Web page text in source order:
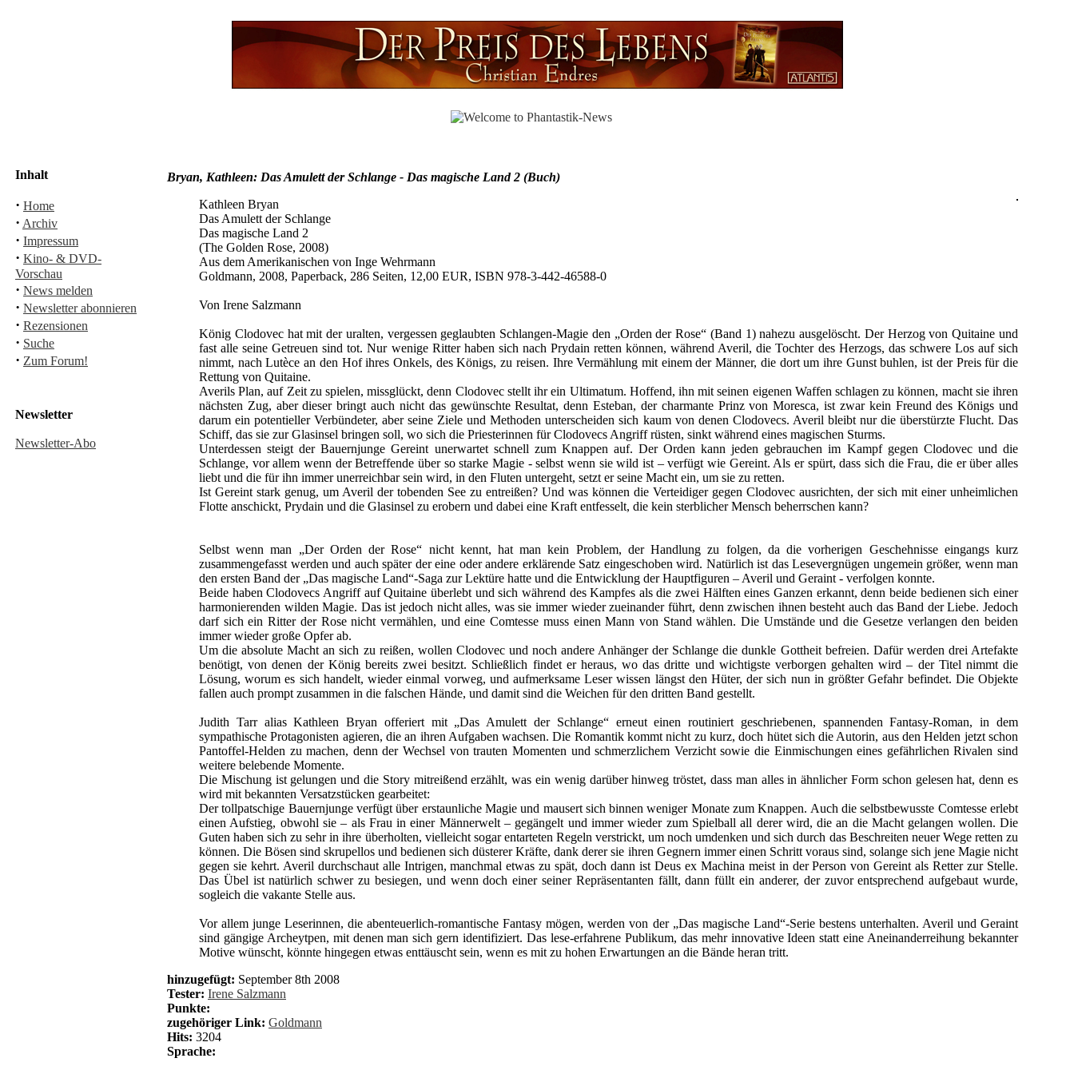
Inhalt
· Home
· Archiv
· Impressum
· Kino- & DVD-
Vorschau
· News melden
· Newsletter abonnieren
· Rezensionen
· Suche
· Zum Forum!
Newsletter
Newsletter-Abo
Bryan, Kathleen: Das Amulett der Schlange - Das magische Land 2 (Buch)
Kathleen Bryan
Das Amulett der Schlange
Das magische Land 2
(The Golden Rose, 2008)
Aus dem Amerikanischen von Inge Wehrmann
Goldmann, 2008, Paperback, 286 Seiten, 12,00 EUR, ISBN 978-3-442-46588-0
Von Irene Salzmann
König Clodovec hat mit der uralten, vergessen geglaubten Schlangen-Magie den „Orden der Rose“ (Band 1) nahezu ausgelöscht. Der Herzog von Quitaine und
fast alle seine Getreuen sind tot. Nur wenige Ritter haben sich nach Prydain retten können, während Averil, die Tochter des Herzogs, das schwere Los auf sich
nimmt, nach Lutèce an den Hof ihres Onkels, des Königs, zu reisen. Ihre Vermählung mit einem der Männer, die dort um ihre Gunst buhlen, ist der Preis für die
Rettung von Quitaine.
Averils Plan, auf Zeit zu spielen, missglückt, denn Clodovec stellt ihr ein Ultimatum. Hoffend, ihn mit seinen eigenen Waffen schlagen zu können, macht sie ihren
nächsten Zug, aber dieser bringt auch nicht das gewünschte Resultat, denn Esteban, der charmante Prinz von Moresca, ist zwar kein Freund des Königs und
darum ein potentieller Verbündeter, aber seine Ziele und Methoden unterscheiden sich kaum von denen Clodovecs. Averil bleibt nur die überstürzte Flucht. Das
Schiff, das sie zur Glasinsel bringen soll, wo sich die Priesterinnen für Clodovecs Angriff rüsten, sinkt während eines magischen Sturms.
Unterdessen steigt der Bauernjunge Gereint unerwartet schnell zum Knappen auf. Der Orden kann jeden gebrauchen im Kampf gegen Clodovec und die
Schlange, vor allem wenn der Betreffende über so starke Magie - selbst wenn sie wild ist – verfügt wie Gereint. Als er spürt, dass sich die Frau, die er über alles
liebt und die für ihn immer unerreichbar sein wird, in den Fluten untergeht, setzt er seine Macht ein, um sie zu retten.
Ist Gereint stark genug, um Averil der tobenden See zu entreißen? Und was können die Verteidiger gegen Clodovec ausrichten, der sich mit einer unheimlichen
Flotte anschickt, Prydain und die Glasinsel zu erobern und dabei eine Kraft entfesselt, die kein sterblicher Mensch beherrschen kann?
Selbst wenn man „Der Orden der Rose“ nicht kennt, hat man kein Problem, der Handlung zu folgen, da die vorherigen Geschehnisse eingangs kurz
zusammengefasst werden und auch später der eine oder andere erklärende Satz eingeschoben wird. Natürlich ist das Lesevergnügen ungemein größer, wenn man
den ersten Band der „Das magische Land“-Saga zur Lektüre hatte und die Entwicklung der Hauptfiguren – Averil und Geraint - verfolgen konnte.
Beide haben Clodovecs Angriff auf Quitaine überlebt und sich während des Kampfes als die zwei Hälften eines Ganzen erkannt, denn beide bedienen sich einer
harmonierenden wilden Magie. Das ist jedoch nicht alles, was sie immer wieder zueinander führt, denn zwischen ihnen besteht auch das Band der Liebe. Jedoch
darf sich ein Ritter der Rose nicht vermählen, und eine Comtesse muss einen Mann von Stand wählen. Die Umstände und die Gesetze verlangen den beiden
immer wieder große Opfer ab.
Um die absolute Macht an sich zu reißen, wollen Clodovec und noch andere Anhänger der Schlange die dunkle Gottheit befreien. Dafür werden drei Artefakte
benötigt, von denen der König bereits zwei besitzt. Schließlich findet er heraus, wo das dritte und wichtigste verborgen gehalten wird – der Titel nimmt die
Lösung, worum es sich handelt, wieder einmal vorweg, und aufmerksame Leser wissen längst den Hüter, der sich nun in größter Gefahr befindet. Die Objekte
fallen auch prompt zusammen in die falschen Hände, und damit sind die Weichen für den dritten Band gestellt.
Judith Tarr alias Kathleen Bryan offeriert mit „Das Amulett der Schlange“ erneut einen routiniert geschriebenen, spannenden Fantasy-Roman, in dem
sympathische Protagonisten agieren, die an ihren Aufgaben wachsen. Die Romantik kommt nicht zu kurz, doch hütet sich die Autorin, aus den Helden jetzt schon
Pantoffel-Helden zu machen, denn der Wechsel von trauten Momenten und schmerzlichem Verzicht sowie die Einmischungen eines gefährlichen Rivalen sind
weitere belebende Momente.
Die Mischung ist gelungen und die Story mitreißend erzählt, was ein wenig darüber hinweg tröstet, dass man alles in ähnlicher Form schon gelesen hat, denn es
wird mit bekannten Versatzstücken gearbeitet:
Der tollpatschige Bauernjunge verfügt über erstaunliche Magie und mausert sich binnen weniger Monate zum Knappen. Auch die selbstbewusste Comtesse erlebt
einen Aufstieg, obwohl sie – als Frau in einer Männerwelt – gegängelt und immer wieder zum Spielball all derer wird, die an die Macht gelangen wollen. Die
Guten haben sich zu sehr in ihre überholten, vielleicht sogar entarteten Regeln verstrickt, um noch umdenken und sich durch das Beschreiten neuer Wege retten zu
können. Die Bösen sind skrupellos und bedienen sich düsterer Kräfte, dank derer sie ihren Gegnern immer einen Schritt voraus sind, solange sich jene Magie nicht
gegen sie kehrt. Averil durchschaut alle Intrigen, manchmal etwas zu spät, doch dann ist Deus ex Machina meist in der Person von Gereint als Retter zur Stelle.
Das Übel ist natürlich schwer zu besiegen, und wenn doch einer seiner Repräsentanten fällt, dann füllt ein anderer, der zuvor entsprechend aufgebaut wurde,
sogleich die vakante Stelle aus.
Vor allem junge Leserinnen, die abenteuerlich-romantische Fantasy mögen, werden von der „Das magische Land“-Serie bestens unterhalten. Averil und Geraint
sind gängige Archeytpen, mit denen man sich gern identifiziert. Das lese-erfahrene Publikum, das mehr innovative Ideen statt eine Aneinanderreihung bekannter
Motive wünscht, könnte hingegen etwas enttäuscht sein, wenn es mit zu hohen Erwartungen an die Bände heran tritt.
hinzugefügt: September 8th 2008
Tester: Irene Salzmann
Punkte:
zugehöriger Link: Goldmann
Hits: 3204
Sprache: